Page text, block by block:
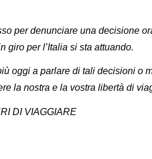
per denunciare una decisione
giro per l’Italia si sta attuando.
oggi a parlare di tali decisioni o
la nostra e la vostra libertà di
DI VIAGGIARE